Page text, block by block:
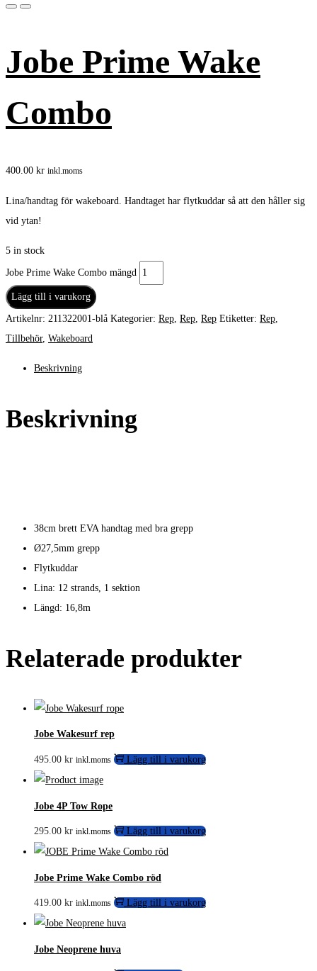
Jobe Prime Wake
Combo
400.00 kr inkl.moms
Lina/handtag för wakeboard. Handtaget har flytkuddar så att den håller sig
vid ytan!
5 in stock
Jobe Prime Wake Combo mängd
Lägg till i varukorg
Artikelnr: 211322001-blå Kategorier: Rep, Rep, Rep Etiketter: Rep,
Tillbehör, Wakeboard
Beskrivning
Beskrivning
38cm brett EVA handtag med bra grepp
Ø27,5mm grepp
Flytkuddar
Lina: 12 strands, 1 sektion
Längd: 16,8m
Relaterade produkter
Jobe Wakesurf rep
495.00 kr inkl.moms Lägg till i varukorg
Jobe 4P Tow Rope
295.00 kr inkl.moms Lägg till i varukorg
Jobe Prime Wake Combo röd
419.00 kr inkl.moms Lägg till i varukorg
Jobe Neoprene huva